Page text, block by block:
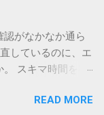
いどこにあるの
つで判明しま
る : 送り状（伝
確認してくださ
認できる内容 : 集
。その時間、そ
もたらすポジティ
同じリズムを刻む
心地よい終幕
ことができます。
認がなかなか通ら
しているのに、エ
。 スキマ時間を有
し、その最初の壁
READ MORE